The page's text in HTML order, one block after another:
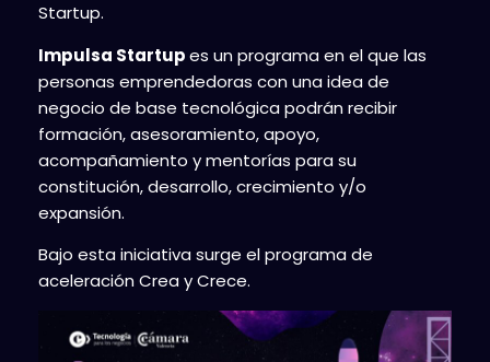
Startup.
Impulsa Startupes un programa en el que las
personas emprendedoras con una idea de
negocio de base tecnológica podrán recibir
formación, asesoramiento, apoyo,
acompañamiento y mentorías para su
constitución, desarrollo, crecimiento y/o
expansión.
Bajo esta iniciativa surge el programa de
aceleración Crea y Crece.